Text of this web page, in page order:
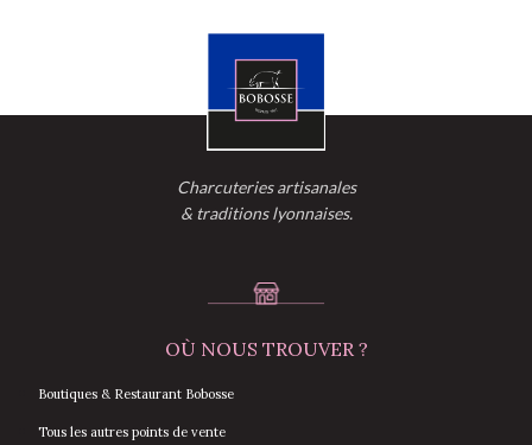
Charcuteries artisanales
& traditions lyonnaises.
OÙ NOUS TROUVER ?
Boutiques & Restaurant Bobosse
Tous les autres points de vente